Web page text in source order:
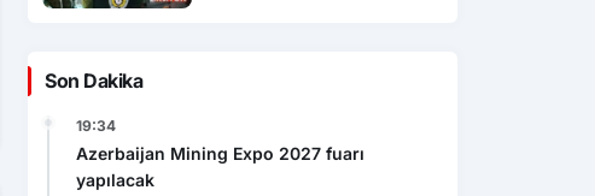
Son Dakika
19:34
Azerbaijan Mining Expo 2027 fuarı
yapılacak